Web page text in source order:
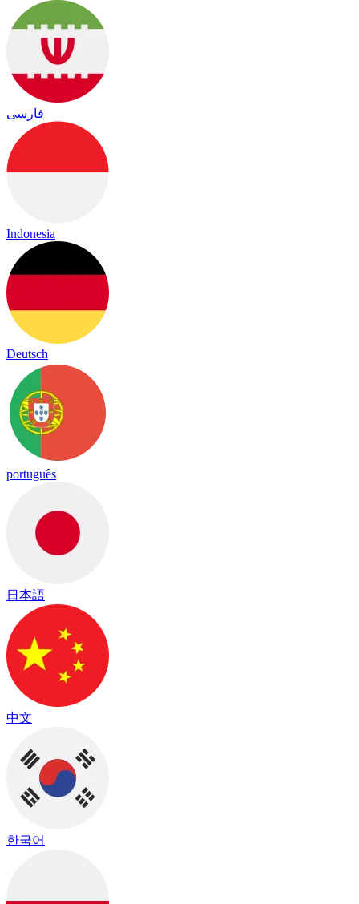
فارسی
Indonesia
Deutsch
português
日本語
中文
한국어